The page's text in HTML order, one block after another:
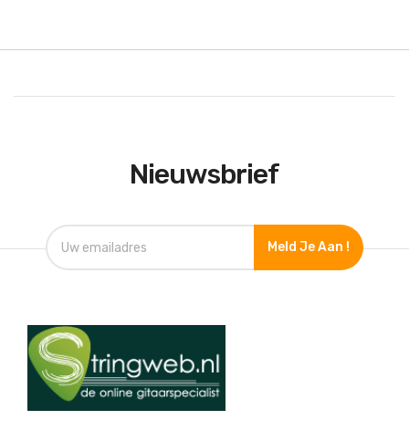
Nieuwsbrief
Meld Je Aan !